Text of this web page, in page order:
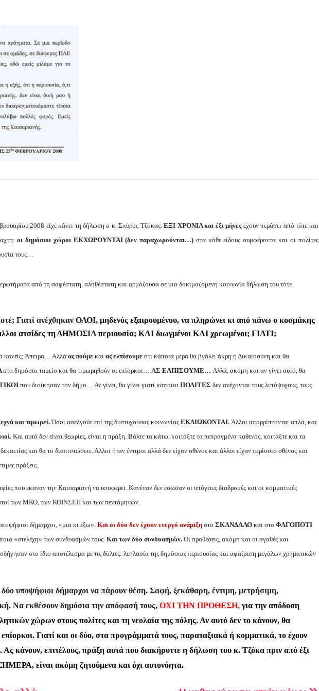
2008 είχε κάνει τη δήλωση ο κ. Σπύρος Τζόκας.ΕΞΙ ΧΡΟΝΙΑ και έξι μήνεςέχουν περάσει από τότε και
οι δημόσιοι χώροι ΕΚΧΩΡΟΥΝΤΑΙ (δεν παραχωρούνται…) στα κάθε είδους συμφέροντα και οι πολίτες
τους…
από τη σαφέστατη, αληθέστατη και αρμόζουσα σε μια δοκιμαζόμενη κοινωνία δήλωση του τότε
Γιατί ανέχθηκαν ΟΛΟΙ, μηδενός εξαιρουμένου, να πληρώνει κι από πάνω ο κοσμάκης
ατσίδες τη ΔΗΜΟΣΙΑ περιουσία; ΚΑΙ διωγμένοι ΚΑΙ χρεωμένοι; ΓΙΑΤΙ;
κανείς; Άπειρα… Αλλά ας πούμε και ας ελπίσουμε ότι κάποια μέρα θα βγάλει άκρη η Δικαιοσύνη και θα
στο δημόσιο ταμείο και θα τιμωρηθούν οι επίορκοι… ΑΣ ΕΛΠΙΣΟΥΜΕ… Αλλά, ακόμη και αν γίνει αυτό, θα
που διοίκησαν τον δήμο… Αν γίνει, θα γίνει γιατί κάποιοι ΠΟΛΙΤΕΣ δεν ανέχονται τους λιπόψυχους, τους
και τιμωρεί.Όσοι ασελγούν επί της δυστυχούσας κοινωνίας ΕΚΔΙΩΚΟΝΤΑΙ. Άλλοι απορρίπτονται απλά, και
Και αυτά δεν είναι θεωρίες, είναι η πράξη. Βάλτε τα κάτω, κοιτάξτε τα πεπραγμένα καθενός, κοιτάξτε και τα
και θα το διαπιστώσετε. Άλλοι ήταν έντιμοι αλλά δεν είχαν σθένος και άλλοι είχαν περίσσιο σθένος και
πράξεις.
που έκαναν την Καισαριανή να υποφέρει. Κανέναν δεν έσωσαν οι υπόγειες διαδρομές και οι κομματικές
των ΜΚΟ, των ΚΟΙΝΣΕΠ και των πεντάμηνων.
δήμαρχοι, «μια κι έξω».Και οι δύο δεν έχουν ενεργό ανάμιξη στο ΣΚΑΝΔΑΛΟ και στο ΦΑΓΟΠΟΤΙ
«στελέχη» των συνδυασμών τους. Και των δύο συνδυασμών. Οι προθέσεις, ακόμη και οι αγαθές και
οδήγησαν στο ίδιο αποτέλεσμα με τις δόλιες: λεηλασία της δημόσιας περιουσίας και αφαίρεση μεγάλων χρηματικών
υποψήφιοι δήμαρχοι να πάρουν θέση. Σαφή, ξεκάθαρη, έντιμη, μετρήσιμη,
Να εκθέσουν δημόσια την απόφασή τους, ΟΧΙ ΤΗΝ ΠΡΟΘΕΣΗ, για την απόδοση
χώρων στους πολίτες και τη νεολαία της πόλης. Αν αυτό δεν το κάνουν, θα
Γιατί και οι δύο, στα προγράμματά τους, παραταξιακά ή κομματικά, το έχουν
Ας κάνουν, επιτέλους, πράξη αυτά που διακήρυττε η δήλωση του κ. Τζόκα πριν από έξι
είναι ακόμη ζητούμενα και όχι αυτονόητα.